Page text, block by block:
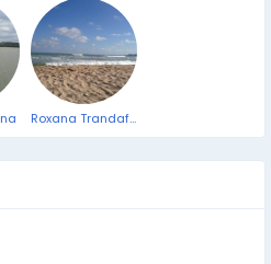
Roxana Trandafir